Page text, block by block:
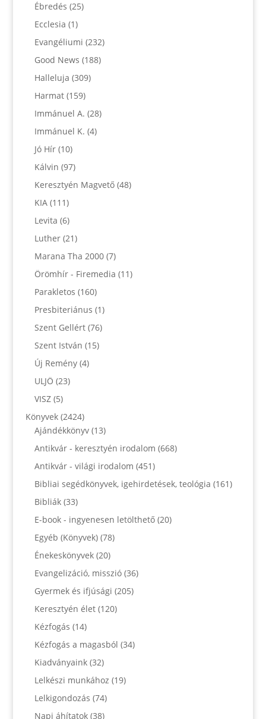
Ébredés (25)
Ecclesia (1)
Evangéliumi (232)
Good News (188)
Halleluja (309)
Harmat (159)
Immánuel A. (28)
Immánuel K. (4)
Jó Hír (10)
Kálvin (97)
Keresztyén Magvető (48)
KIA (111)
Levita (6)
Luther (21)
Marana Tha 2000 (7)
Örömhír - Firemedia (11)
Parakletos (160)
Presbiteriánus (1)
Szent Gellért (76)
Szent István (15)
Új Remény (4)
ULJÖ (23)
VISZ (5)
Könyvek (2424)
Ajándékkönyv (13)
Antikvár - keresztyén irodalom (668)
Antikvár - világi irodalom (451)
Bibliai segédkönyvek, igehirdetések, teológia (161)
Bibliák (33)
E-book - ingyenesen letölthető (20)
Egyéb (Könyvek) (78)
Énekeskönyvek (20)
Evangelizáció, misszió (36)
Gyermek és ifjúsági (205)
Keresztyén élet (120)
Kézfogás (14)
Kézfogás a magasból (34)
Kiadványaink (32)
Lelkészi munkához (19)
Lelkigondozás (74)
Napi áhítatok (38)